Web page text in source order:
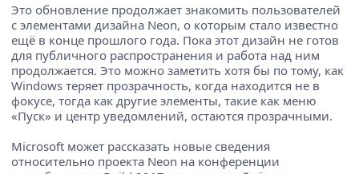
Это обновление продолжает знакомить пользователей
с элементами дизайна Neon, о которым стало известно
ещё в конце прошлого года. Пока этот дизайн не готов
для публичного распространения и работа над ним
продолжается. Это можно заметить хотя бы по тому, как
Windows теряет прозрачность, когда находится не в
фокусе, тогда как другие элементы, такие как меню
«Пуск» и центр уведомлений, остаются прозрачными.
Microsoft может рассказать новые сведения
относительно проекта Neon на конференции